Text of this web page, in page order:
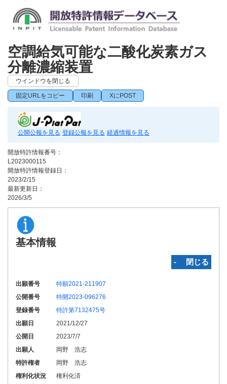
空調給気可能な二酸化炭素ガス
分離濃縮装置
ウインドウを閉じる
固定URLをコピー 印刷 XにPOST
公開公報を見る 登録公報を見る 経過情報を見る
開放特許情報番号：
L2023000115
開放特許情報登録日：
2023/2/15
最新更新日：
2026/3/5
基本情報
‐ 閉じる
出願番号
特願2021-211907
公開番号
特開2023-096276
登録番号
特許第7132475号
出願日
2021/12/27
公開日
2023/7/7
出願人
岡野 浩志
特許権者
岡野 浩志
権利化状況
権利化済